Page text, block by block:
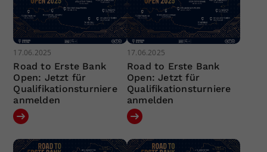
17.06.2025
Road to Erste Bank
Open: Jetzt für
Qualifikationsturniere
anmelden
17.06.2025
Road to Erste Bank
Open: Jetzt für
Qualifikationsturniere
anmelden